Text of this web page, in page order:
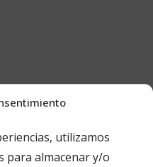
utilizamos
para almacenar y/o